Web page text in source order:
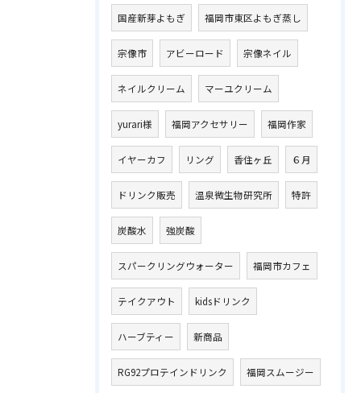
国産新芽よもぎ 福岡市東区よもぎ蒸し
宗像市 アビーロード 宗像ネイル
ネイルクリーム マーユクリーム
yurari様 福岡アクセサリー 福岡作家
イヤーカフ リング 香住ヶ丘 ６月
ドリンク販売 温泉微生物研究所 特許
炭酸水 強炭酸
スパークリングウォーター 福岡市カフェ
テイクアウト kidsドリンク
ハーブティー 新商品
RG92プロテインドリンク 福岡スムージー